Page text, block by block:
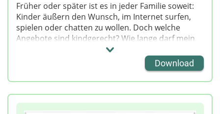
Früher oder später ist es in jeder Familie soweit:
Kinder äußern den Wunsch, im Internet surfen,
spielen oder chatten zu wollen. Doch welche
Angebote sind kindgerecht? Wie lange darf mein
Kind vor dem Bildschirm sitzen? Ab welchem Alter
darf es ein eigenes Smartphone besitzen? Darf
oder soll ich kontrollieren, was mein Kind im
Internet macht? Wenn es darum geht, Kinder
verantwortungsvoll in die digitale Medienwelt zu
begleiten, sind viele Eltern verunsichert.
Download